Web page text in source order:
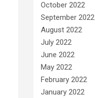
October 2022
September 2022
August 2022
July 2022
June 2022
May 2022
February 2022
January 2022